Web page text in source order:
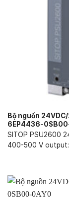
Bộ nguồn
6EP4436-
SITOP PSU2600
400-500 V output: